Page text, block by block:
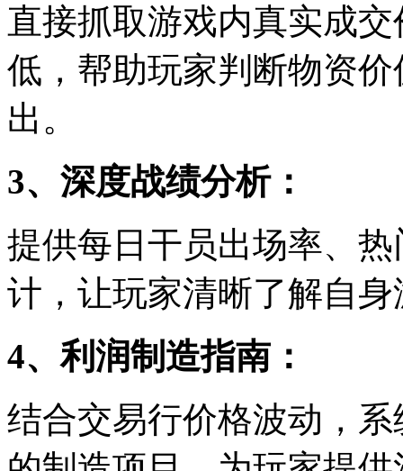
直接抓取游戏内真实成
低，帮助玩家判断物资
出。
3、深度战绩分析：
提供每日干员出场率、
计，让玩家清晰了解自
4、利润制造指南：
结合交易行价格波动，